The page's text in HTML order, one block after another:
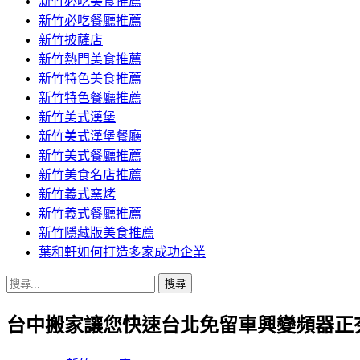
新竹必吃餐廳推薦
新竹披薩店
新竹熱門美食推薦
新竹特色美食推薦
新竹特色餐廳推薦
新竹美式漢堡
新竹美式漢堡餐廳
新竹美式餐廳推薦
新竹美食名店推薦
新竹義式窯烤
新竹義式餐廳推薦
新竹隱藏版美食推薦
葉和軒如何打造多家成功企業
搜
關
台中搬家讓您快速台北免留車興變頻器正